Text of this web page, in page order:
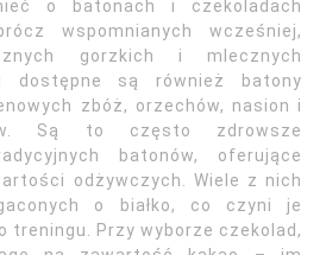
o batonach i czekoladach
wspomnianych wcześniej,
gorzkich i mlecznych
dostępne są również batony
zbóż, orzechów, nasion i
Są to często zdrowsze
batonów, oferujące
odżywczych. Wiele z nich
o białko, co czyni je
treningu. Przy wyborze czekolad,